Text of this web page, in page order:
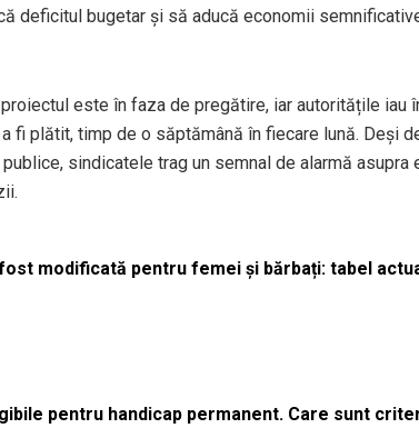
deficitul bugetar și să aducă economii
este în faza de pregătire, iar autoritățile iau
fi plătit, timp de o săptămână în fiecare lună. Deși
sindicatele trag un semnal de alarmă asupra
modificată pentru femei și bărbați: tabel
pentru handicap permanent. Care sunt